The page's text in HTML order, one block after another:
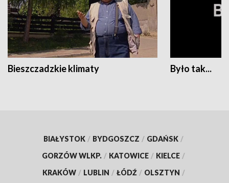
Bieszczadzkie klimaty Było tak...
BIAŁYSTOK / BYDGOSZCZ / GDAŃSK /
GORZÓW WLKP. / KATOWICE / KIELCE /
KRAKÓW / LUBLIN / ŁÓDŹ / OLSZTYN /